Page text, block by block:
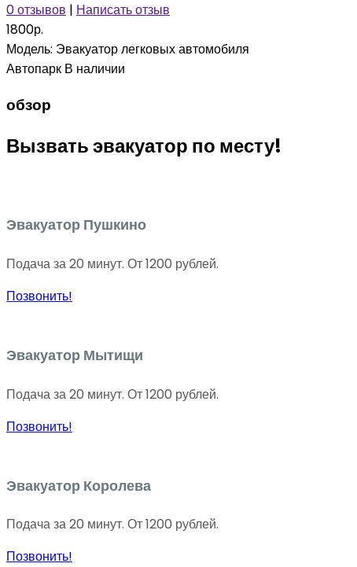
0 отзывов | Написать отзыв
1800р.
Модель: Эвакуатор легковых автомобиля
Автопарк В наличии
обзор
Вызвать эвакуатор по месту!
Эвакуатор Пушкино
Подача за 20 минут. От 1200 рублей.
Позвонить!
Эвакуатор Мытищи
Подача за 20 минут. От 1200 рублей.
Позвонить!
Эвакуатор Королева
Подача за 20 минут. От 1200 рублей.
Позвонить!